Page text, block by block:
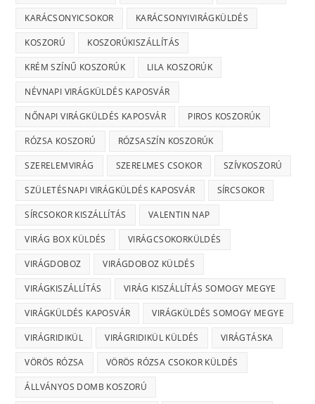
KARÁCSONYICSOKOR KARÁCSONYIVIRÁGKÜLDÉS
KOSZORÚ KOSZORÚKISZÁLLÍTÁS
KRÉM SZÍNŰ KOSZORÚK LILA KOSZORÚK
NÉVNAPI VIRÁGKÜLDÉS KAPOSVÁR
NŐNAPI VIRÁGKÜLDÉS KAPOSVÁR PIROS KOSZORÚK
RÓZSA KOSZORÚ RÓZSASZÍN KOSZORÚK
SZERELEMVIRÁG SZERELMES CSOKOR SZÍVKOSZORÚ
SZÜLETÉSNAPI VIRÁGKÜLDÉS KAPOSVÁR SÍRCSOKOR
SÍRCSOKOR KISZÁLLÍTÁS VALENTIN NAP
VIRÁG BOX KÜLDÉS VIRÁGCSOKORKÜLDÉS
VIRÁGDOBOZ VIRÁGDOBOZ KÜLDÉS
VIRÁGKISZÁLLÍTÁS VIRÁG KISZÁLLÍTÁS SOMOGY MEGYE
VIRÁGKÜLDÉS KAPOSVÁR VIRÁGKÜLDÉS SOMOGY MEGYE
VIRÁGRIDIKÜL VIRÁGRIDIKÜL KÜLDÉS VIRÁGTÁSKA
VÖRÖS RÓZSA VÖRÖS RÓZSA CSOKOR KÜLDÉS
ÁLLVÁNYOS DOMB KOSZORÚ